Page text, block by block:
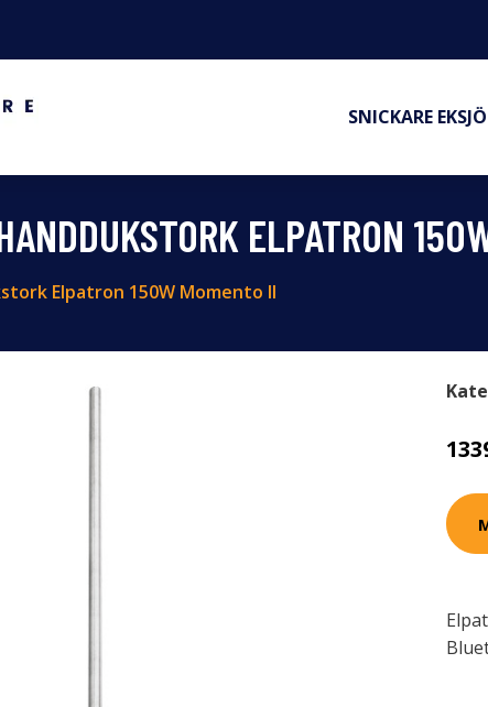
SNICKARE EKSJÖ
ELPATRON
Elpatron 150W Momento II